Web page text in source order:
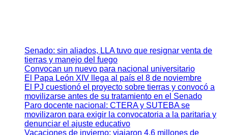
Senado: sin aliados, LLA tuvo que resignar venta de
tierras y manejo del fuego
Convocan un nuevo para nacional universitario
El Papa León XIV llega al país el 8 de noviembre
El PJ cuestionó el proyecto sobre tierras y convocó a
movilizarse antes de su tratamiento en el Senado
Paro docente nacional: CTERA y SUTEBA se
movilizaron para exigir la convocatoria a la paritaria y
denunciar el ajuste educativo
Vacaciones de invierno: viajaron 4,6 millones de